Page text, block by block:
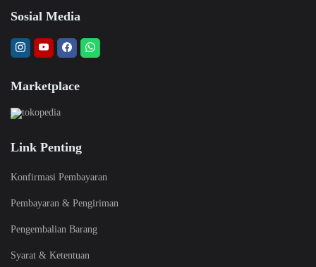
Sosial Media
Marketplace
Link Penting
Konfirmasi Pembayaran
Pembayaran & Pengiriman
Pengembalian Barang
Syarat & Ketentuan